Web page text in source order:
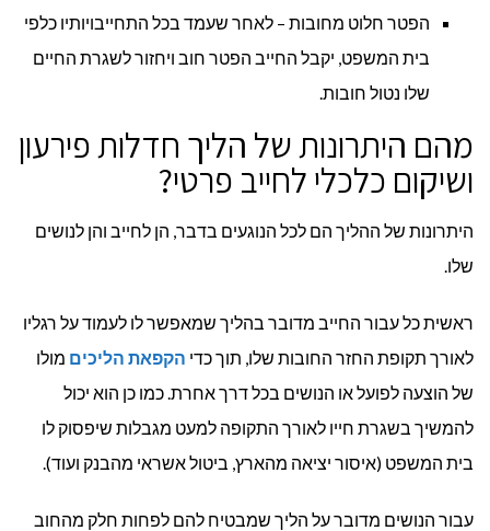
הפטר חלוט מחובות – לאחר שעמד בכל התחייבויותיו כלפי
בית המשפט, יקבל החייב הפטר חוב ויחזור לשגרת החיים
שלו נטול חובות.
מהם היתרונות של הליך חדלות פירעון
ושיקום כלכלי לחייב פרטי?
היתרונות של ההליך הם לכל הנוגעים בדבר, הן לחייב והן לנושים
שלו.
ראשית כל עבור החייב מדובר בהליך שמאפשר לו לעמוד על רגליו
לאורך תקופת החזר החובות שלו, תוך כדי הקפאת הליכים מולו
של הוצעה לפועל או הנושים בכל דרך אחרת. כמו כן הוא יכול
להמשיך בשגרת חייו לאורך התקופה למעט מגבלות שיפסוק לו
בית המשפט (איסור יציאה מהארץ, ביטול אשראי מהבנק ועוד).
עבור הנושים מדובר על הליך שמבטיח להם לפחות חלק מהחוב